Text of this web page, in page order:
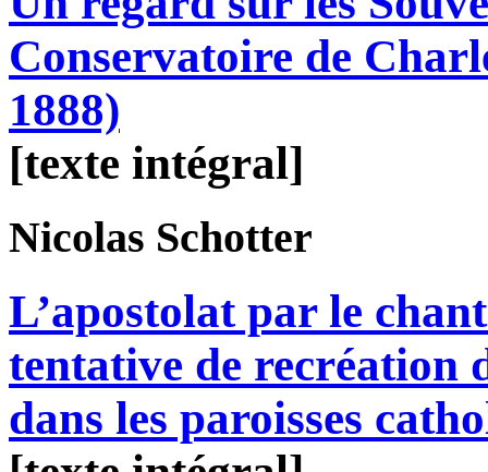
Conservatoire de
1888)
[texte intégral]
Nicolas Schotter
L’apostolat par le
tentative de recréation
dans les paroisses